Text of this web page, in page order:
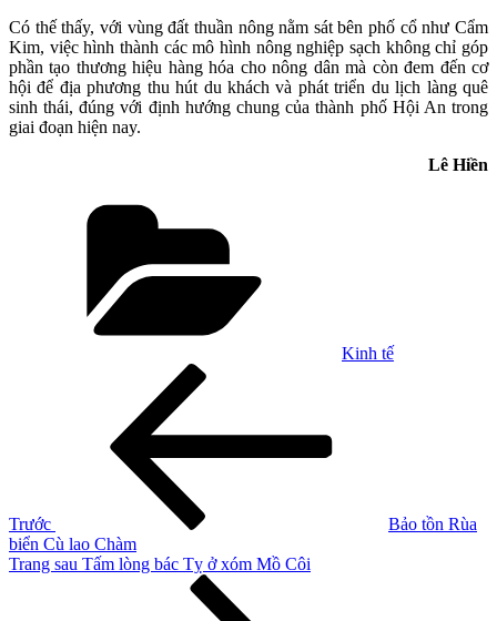
Có thế thấy, với vùng đất thuần nông nằm sát bên phố cổ như Cẩm
Kim, việc hình thành các mô hình nông nghiệp sạch không chỉ góp
phần tạo thương hiệu hàng hóa cho nông dân mà còn đem đến cơ
hội để địa phương thu hút du khách và phát triển du lịch làng quê
sinh thái, đúng với định hướng chung của thành phố Hội An trong
giai đoạn hiện nay.
Lê Hiền
Kinh tế
Trước
Bảo tồn Rùa
biển Cù lao Chàm
Bài
Trang sau Tấm lòng bác Tỵ ở xóm Mồ Côi